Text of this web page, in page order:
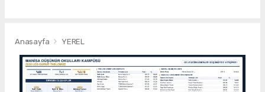
Anasayfa YEREL